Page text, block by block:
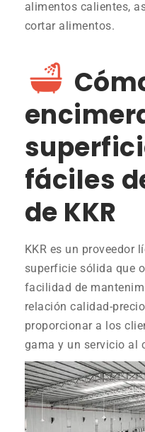
alimentos calientes,
cortar alimentos.
fáciles
de KKR
KKR es un proveedor
superficie sólida que
facilidad de
relación calidad-
proporcionar a los
gama y un servicio al